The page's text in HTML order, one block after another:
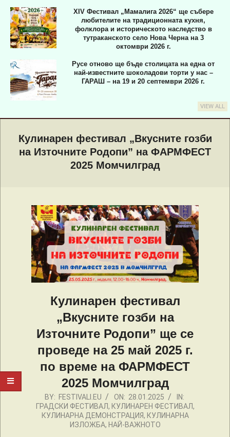
XIV Фестивал „Мамалига 2026“ ще събере
любителите на традиционната кухня,
фолклора и историческото наследство в
тутраканското село Нова Черна на 3
октомври 2026 г.
Русе отново ще бъде столицата на една от
най-известните шоколадови торти у нас –
ГАРАШ – на 19 и 20 септември 2026 г.
VIEW ALL
Navigation
Кулинарен фестивал „Вкусните гозби
на Източните Родопи” на ФАРМФЕСТ
2025 Момчилград
Кулинарен фестивал
„Вкусните гозби на
Източните Родопи” ще се
проведе на 25 май 2025 г.
по време на ФАРМФЕСТ
2025 Момчилград
2025-
01-
BY: FESTIVALI.EU ON: 28.01.2025
IN:
ГРАДСКИ ФЕСТИВАЛ, КУЛИНАРЕН ФЕСТИВАЛ,
КУЛИНАРНА ДЕМОНСТРАЦИЯ, КУЛИНАРНА
ИЗЛОЖБА, НАЙ-ВАЖНОТО